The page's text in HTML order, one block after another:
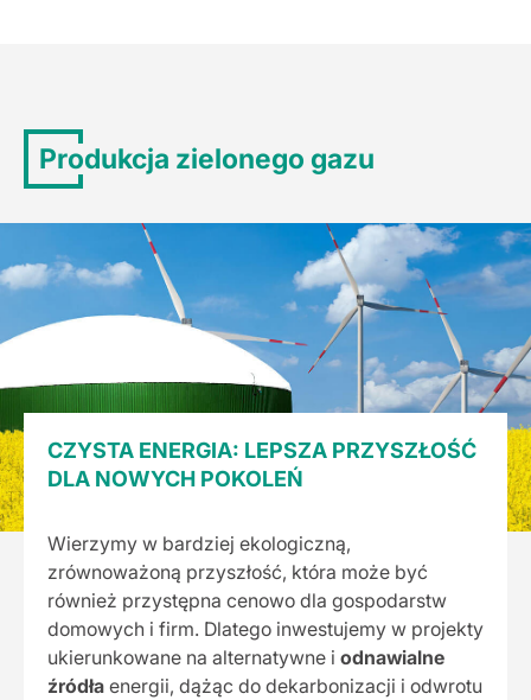
Produkcja zielonego gazu
CZYSTA ENERGIA: LEPSZA PRZYSZŁOŚĆ
DLA NOWYCH POKOLEŃ
Wierzymy w bardziej ekologiczną,
zrównoważoną przyszłość, która może być
również przystępna cenowo dla gospodarstw
domowych i firm. Dlatego inwestujemy w projekty
ukierunkowane na alternatywne i odnawialne
źródła energii, dążąc do dekarbonizacji i odwrotu